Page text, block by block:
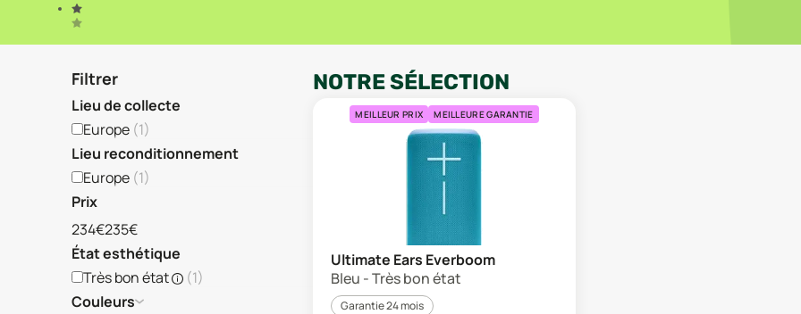
Filtrer
Lieu de collecte
Europe (1)
Lieu reconditionnement
Europe (1)
Prix
234€235€
État esthétique
Très bon état
(1)
Couleurs
NOTRE SÉLECTION
MEILLEUR PRIX MEILLEURE GARANTIE
Ultimate Ears Everboom
Bleu - Très bon état
Garantie 24 mois